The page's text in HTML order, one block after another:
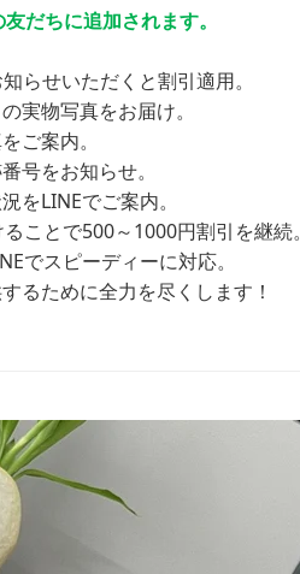
だちに追加されます。
らせいただくと割引適用。
実物写真をお届け。
ご案内。
号をお知らせ。
をLINEでご案内。
ことで500～1000円割引を継続。
でスピーディーに対応。
るために全力を尽くします！